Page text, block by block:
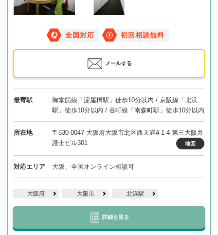
全国対応 初回相談無料
メールする
最寄駅
御堂筋線「淀屋橋駅」徒歩10分以内 / 京阪線「北浜
駅」徒歩10分以内 / 谷町線「南森町駅」徒歩10分以内
所在地
〒530-0047 大阪府大阪市北区西天満4-1-4 第三大阪弁
護士ビル301
地図
対応エリア 大阪、全国オンライン相談可
大阪府 大阪市 北浜駅
詳細を見る